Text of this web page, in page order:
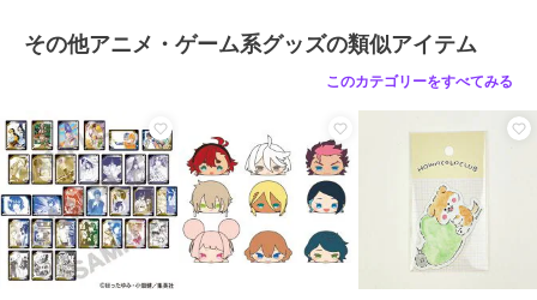
その他アニメ・ゲーム系グッズの類似アイテム
このカテゴリーをすべてみる